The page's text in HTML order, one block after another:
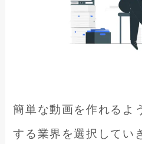
簡単な動画を作れるよ
する業界を選択してい